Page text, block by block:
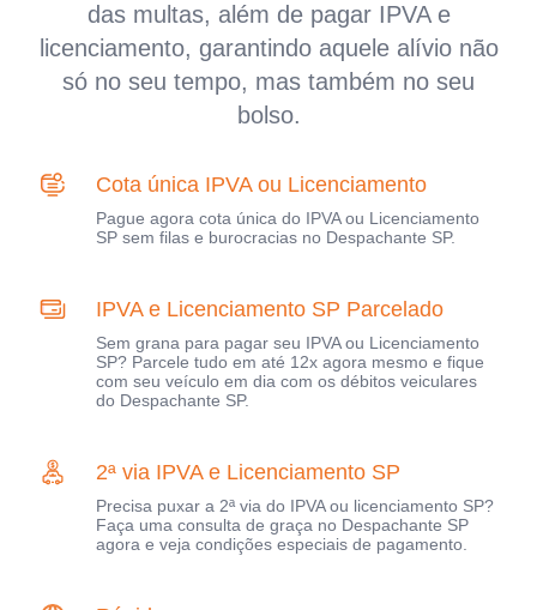
das multas, além de pagar IPVA e
licenciamento, garantindo aquele alívio não
só no seu tempo, mas também no seu
bolso.
Cota única IPVA ou Licenciamento
Pague agora cota única do IPVA ou Licenciamento
SP sem filas e burocracias no Despachante SP.
IPVA e Licenciamento SP Parcelado
Sem grana para pagar seu IPVA ou Licenciamento
SP? Parcele tudo em até 12x agora mesmo e fique
com seu veículo em dia com os débitos veiculares
do Despachante SP.
2ª via IPVA e Licenciamento SP
Precisa puxar a 2ª via do IPVA ou licenciamento SP?
Faça uma consulta de graça no Despachante SP
agora e veja condições especiais de pagamento.